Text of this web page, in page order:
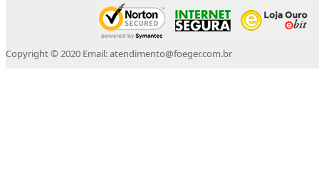
Copyright © 2020 Email: atendimento@foeger.com.br